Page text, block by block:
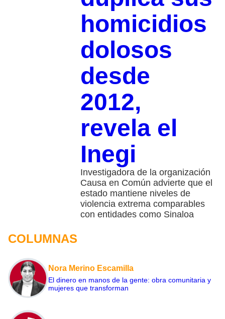
homicidios
dolosos
desde
2012,
revela el
Inegi
Investigadora de la organización
Causa en Común advierte que el
estado mantiene niveles de
violencia extrema comparables
con entidades como Sinaloa
COLUMNAS
Nora Merino Escamilla
El dinero en manos de la gente: obra comunitaria y
mujeres que transforman